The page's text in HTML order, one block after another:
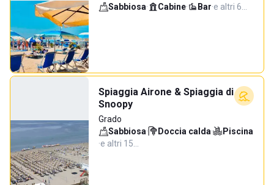
Sabbiosa· Cabine· Bar·e altri 6…
Spiaggia Airone & Spiaggia di
Snoopy
Grado
Sabbiosa· Doccia calda·
Piscina
·e altri 15…